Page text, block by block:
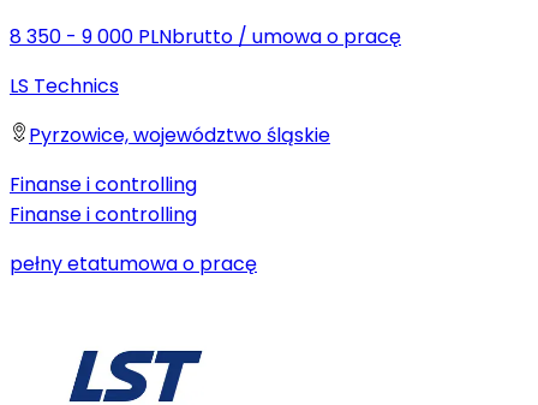
8 350 - 9 000 PLNbrutto / umowa o pracę
LS Technics
Pyrzowice, województwo śląskie
Finanse i controlling
Finanse i controlling
pełny etatumowa o pracę